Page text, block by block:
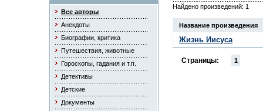
Все авторы
Анекдоты
Биографии, критика
Путешествия, животные
Гороскопы, гадания и т.п.
Детективы
Детские
Документы
Найдено произведений: 1
Название произведения
Жизнь Иисуса
Страницы: 1